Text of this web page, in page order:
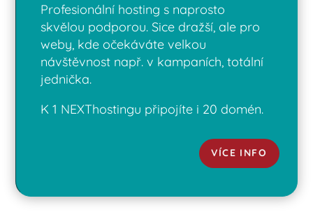
Profesionální hosting s naprosto
skvělou podporou. Sice dražší, ale pro
weby, kde očekáváte velkou
návštěvnost např. v kampaních, totální
jednička.
K 1 NEXThostingu připojíte i 20 domén.
VÍCE INFO